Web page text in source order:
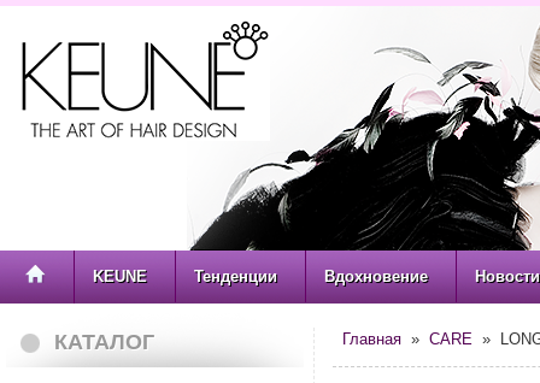
KEUNE Тенденции Вдохновение Новости
КАТАЛОГ Главная » CARE »